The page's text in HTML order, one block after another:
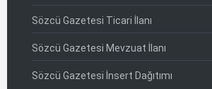
Sözcü Gazetesi Ticari İlanı
Sözcü Gazetesi Mevzuat İlanı
Sözcü Gazetesi İnsert Dağıtımı